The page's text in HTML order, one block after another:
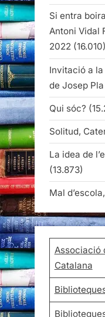
Si entra
Antoni Vidal
2022 (16.010)
Invitació a la
de Josep Pla
Qui sóc?
Solitud,
La idea de
(13.873)
Mal
Associació
Catalana